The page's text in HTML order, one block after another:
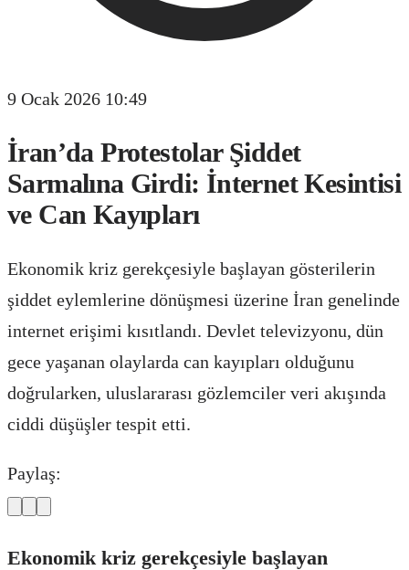
9 Ocak 2026 10:49
İran’da Protestolar Şiddet
Sarmalına Girdi: İnternet Kesintisi
ve Can Kayıpları
Ekonomik kriz gerekçesiyle başlayan gösterilerin
şiddet eylemlerine dönüşmesi üzerine İran genelinde
internet erişimi kısıtlandı. Devlet televizyonu, dün
gece yaşanan olaylarda can kayıpları olduğunu
doğrularken, uluslararası gözlemciler veri akışında
ciddi düşüşler tespit etti.
Paylaş:
Ekonomik kriz gerekçesiyle başlayan